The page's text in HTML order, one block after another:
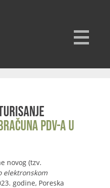
PDV-a u
novog (tzv.
elektronskom
godine, Poreska